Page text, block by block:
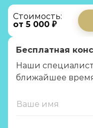
Стоимость:
от 5 000 ₽
Бесплатная
Наши
ближайшее